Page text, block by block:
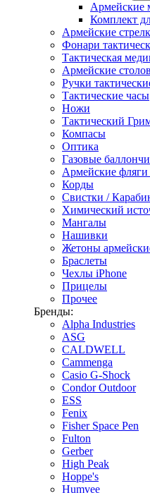
Армейские
Комплект
Армейские
Фонари
Тактическая
Армейские
Ручки
Тактические часы
Ножи
Тактический
Компасы
Оптика
Газовые
Армейские
Корды
Свистки /
Химический
Мангалы
Нашивки
Жетоны
Браслеты
Чехлы iPhone
Прицелы
Прочее
Бренды:
Alpha Industries
ASG
CALDWELL
Cammenga
Casio G-Shock
Condor Outdoor
ESS
Fenix
Fisher Space Pen
Fulton
Gerber
High Peak
Hoppe's
Humvee